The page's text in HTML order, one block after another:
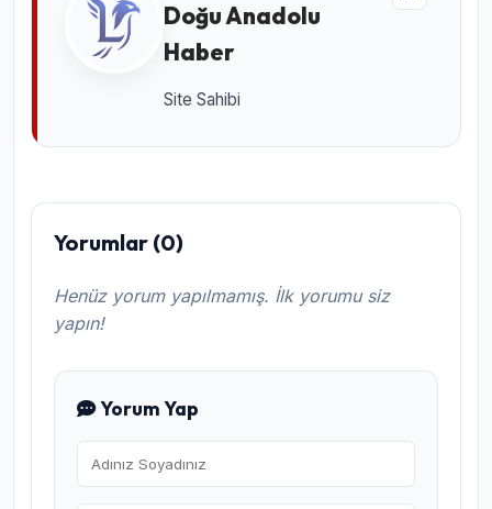
Doğu Anadolu
Haber
Site Sahibi
Yorumlar (0)
Henüz yorum yapılmamış. İlk yorumu siz
yapın!
Yorum Yap